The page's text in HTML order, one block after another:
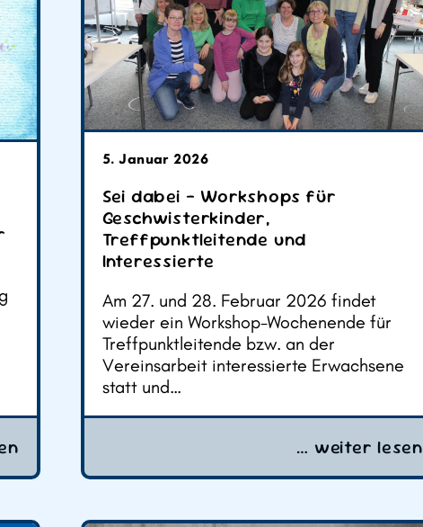
5. Januar 2026
Sei dabei – Workshops für
Geschwisterkinder,
Treffpunktleitende und
Interessierte
Am 27. und 28. Februar 2026 findet
wieder ein Workshop-Wochenende für
Treffpunktleitende bzw. an der
Vereinsarbeit interessierte Erwachsene
statt und…
… weiter lesen